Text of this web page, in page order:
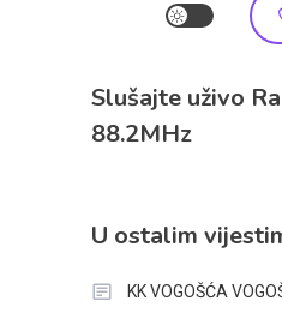
Slušajte uživo
88.2MHz
U ostalim
KK VOGOŠĆA